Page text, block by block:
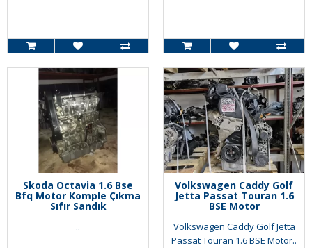
Skoda Octavia 1.6 Bse
Bfq Motor Komple Çıkma
Sıfır Sandık
..
Volkswagen Caddy Golf
Jetta Passat Touran 1.6
BSE Motor
Volkswagen Caddy Golf Jetta
Passat Touran 1.6 BSE Motor..